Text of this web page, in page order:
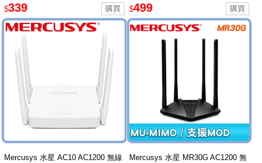
$339 $499
Mercusys 水星 AC10 AC1200 無線
Mercusys 水星 MR30G AC1200 無